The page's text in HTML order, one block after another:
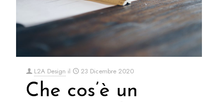
L2A Design il 23 Dicembre 2020
Che cos’è un